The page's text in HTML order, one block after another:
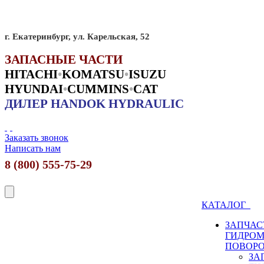
г. Екатеринбург, ул. Карельская, 52
ЗАПАСНЫЕ ЧАСТИ
HITACHI•KOMATSU•ISUZU
HYUNDAI•CUMMINS•CAT
ДИЛЕР HANDOK HYDRAULIC
Заказать звонок
Написать нам
8 (800) 555-75-29
КАТАЛОГ